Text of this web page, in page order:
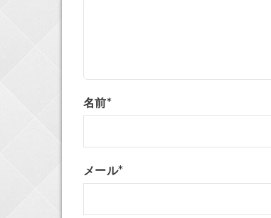
名前*
メール*